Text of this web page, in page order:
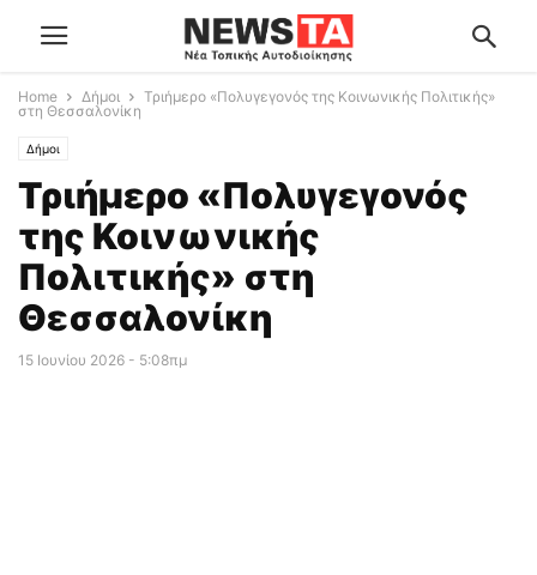
Home Δήμοι
Τριήμερο «Πολυγεγονός της Κοινωνικής Πολιτικής»
στη Θεσσαλονίκη
Δήμοι
Τριήμερο «Πολυγεγονός
της Κοινωνικής
Πολιτικής» στη
Θεσσαλονίκη
15 Ιουνίου 2026 - 5:08πμ